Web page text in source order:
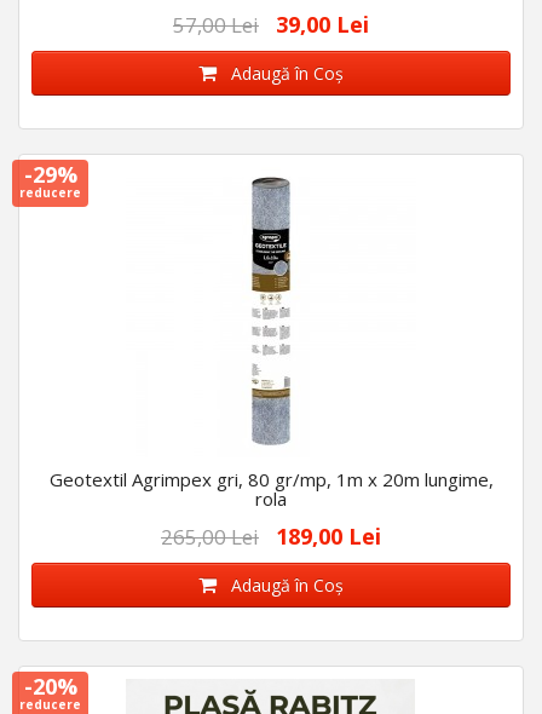
57,00 Lei 39,00 Lei
Adaugă în Coş
-29%
reducere
Geotextil Agrimpex gri, 80 gr/mp, 1m x 20m lungime,
rola
265,00 Lei 189,00 Lei
Adaugă în Coş
-20%
reducere